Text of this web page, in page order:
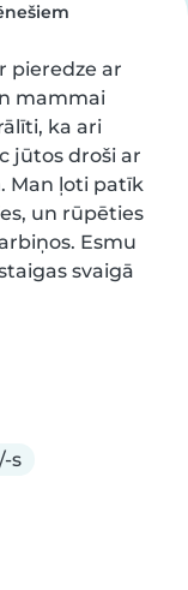
pieredze ar
mammai
ka ari
jūtos droši ar
Man ļoti patīk
un rūpēties
Esmu
svaigā
s